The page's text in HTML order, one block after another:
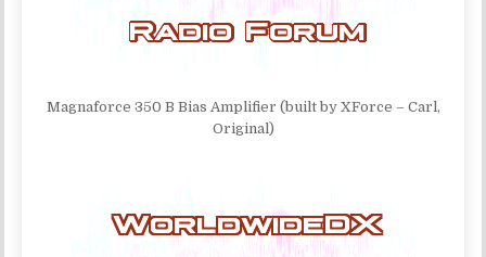
Magnaforce 350 B Bias Amplifier (built by XForce – Carl,
Original)